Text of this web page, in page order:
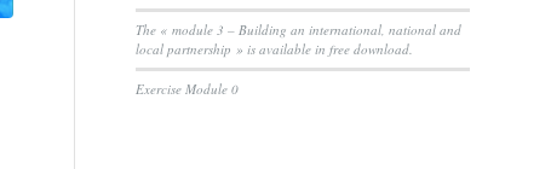
The « module 3 – Building an international, national and
local partnership » is available in free download.
Exercise Module 0